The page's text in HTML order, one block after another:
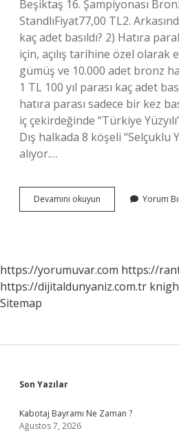
Beşiktaş 16. Şampiyonası
StandlıFiyat77,00 TL2.
kaç adet basıldı? 2) Hatıra
için, açılış tarihine özel olarak
gümüş ve 10.000 adet bronz
1 TL 100 yıl parası kaç adet
hatıra parası sadece bir kez
iç çekirdeğinde “Türkiye
Dış halkada 8 köşeli “Selçuklu
alıyor.…
Devamını okuyun Ayasofya
Camii
Basıldı
Yorum
https://yorumuvar.com https://
https://dijitaldunyaniz.com.tr
Sitemap
Sidebar
Son Yazılar
Kabotaj Bayramı Ne Zaman ?
Ağustos 7, 2026